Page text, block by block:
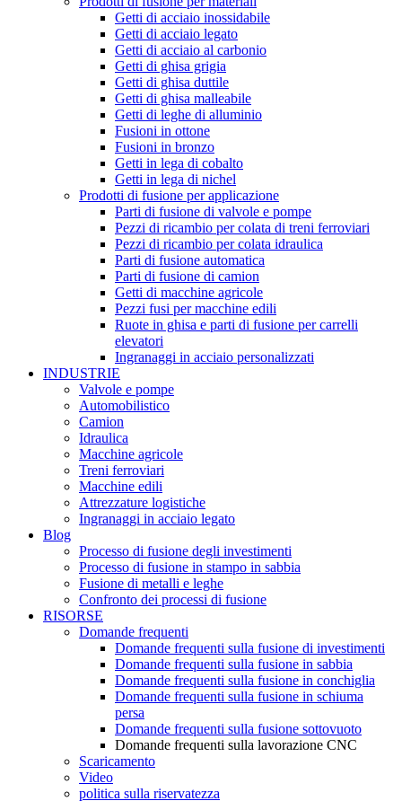
Getti di acciaio inossidabile
Getti di acciaio legato
Getti di acciaio al carbonio
Getti di ghisa grigia
Getti di ghisa duttile
Getti di ghisa malleabile
Getti di leghe di alluminio
Fusioni in ottone
Fusioni in bronzo
Getti in lega di cobalto
Getti in lega di nichel
Prodotti di fusione per applicazione
Parti di fusione di valvole e pompe
Pezzi di ricambio per colata di treni ferroviari
Pezzi di ricambio per colata idraulica
Parti di fusione automatica
Parti di fusione di camion
Getti di macchine agricole
Pezzi fusi per macchine edili
Ruote in ghisa e parti di fusione per carrelli
elevatori
Ingranaggi in acciaio personalizzati
INDUSTRIE
Valvole e pompe
Automobilistico
Camion
Idraulica
Macchine agricole
Treni ferroviari
Macchine edili
Attrezzature logistiche
Ingranaggi in acciaio legato
Blog
Processo di fusione degli investimenti
Processo di fusione in stampo in sabbia
Fusione di metalli e leghe
Confronto dei processi di fusione
RISORSE
Domande frequenti
Domande frequenti sulla fusione di investimenti
Domande frequenti sulla fusione in sabbia
Domande frequenti sulla fusione in conchiglia
Domande frequenti sulla fusione in schiuma
persa
Domande frequenti sulla fusione sottovuoto
Domande frequenti sulla lavorazione CNC
Scaricamento
Video
politica sulla riservatezza